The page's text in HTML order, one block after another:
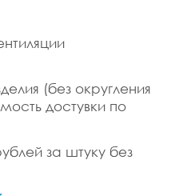
(без округления
достувки по
за штуку без